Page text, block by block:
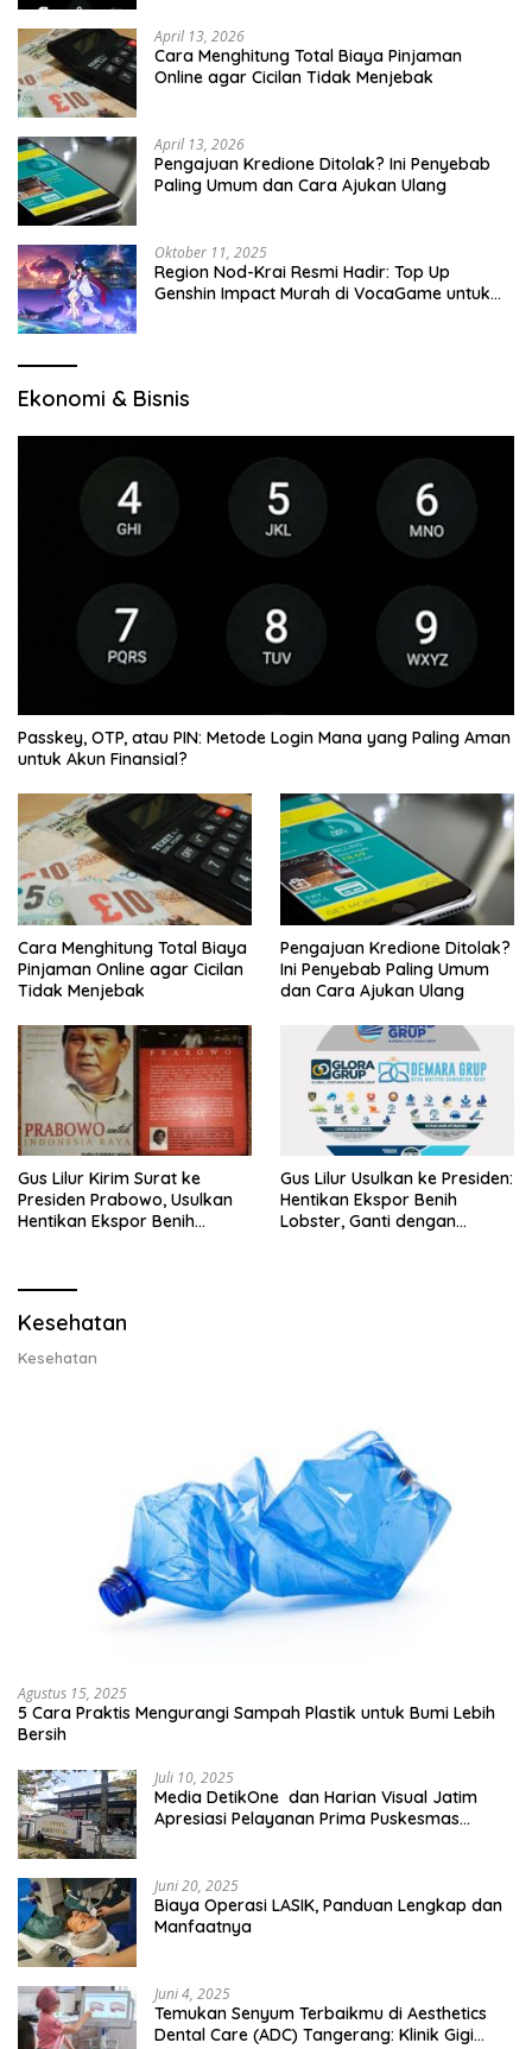
April 13, 2026
Cara Menghitung Total Biaya Pinjaman
Online agar Cicilan Tidak Menjebak
April 13, 2026
Pengajuan Kredione Ditolak? Ini Penyebab
Paling Umum dan Cara Ajukan Ulang
Oktober 11, 2025
Region Nod-Krai Resmi Hadir: Top Up
Genshin Impact Murah di VocaGame untuk
Ekonomi & Bisnis
Passkey, OTP, atau PIN: Metode Login Mana yang Paling Aman
untuk Akun Finansial?
Cara Menghitung Total Biaya
Pinjaman Online agar Cicilan
Tidak Menjebak
Pengajuan Kredione Ditolak?
Ini Penyebab Paling Umum
dan Cara Ajukan Ulang
Gus Lilur Kirim Surat ke
Presiden Prabowo, Usulkan
Hentikan Ekspor Benih
Gus Lilur Usulkan ke Presiden:
Hentikan Ekspor Benih
Lobster, Ganti dengan
Kesehatan
Kesehatan
Agustus 15, 2025
5 Cara Praktis Mengurangi Sampah Plastik untuk Bumi Lebih
Bersih
Juli 10, 2025
Media DetikOne dan Harian Visual Jatim
Apresiasi Pelayanan Prima Puskesmas
Juni 20, 2025
Biaya Operasi LASIK, Panduan Lengkap dan
Manfaatnya
Juni 4, 2025
Temukan Senyum Terbaikmu di Aesthetics
Dental Care (ADC) Tangerang: Klinik Gigi